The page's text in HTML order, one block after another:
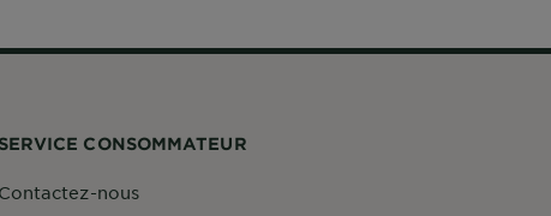
SERVICE CONSOMMATEUR
Contactez-nous